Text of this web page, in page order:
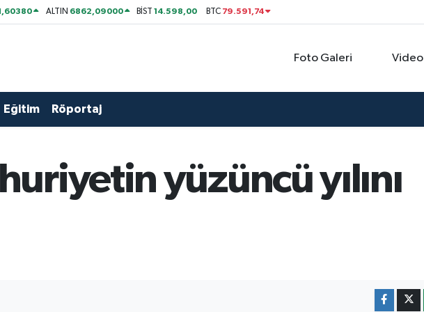
ALTIN 6862,09000 BİST14.598,00 BTC 79.591,74
Foto Galeri Video
Eğitim Röportaj
yüzüncü yılını